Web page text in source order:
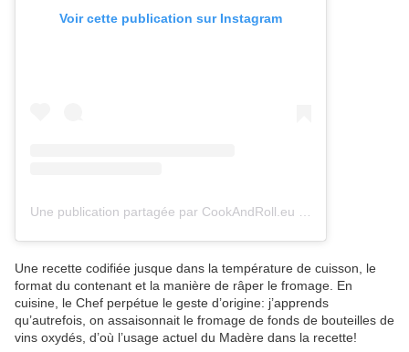
Voir cette publication sur Instagram
Une recette codifiée jusque dans la température de cuisson, le
format du contenant et la manière de râper le fromage. En
cuisine, le Chef perpétue le geste d’origine: j’apprends
qu’autrefois, on assaisonnait le fromage de fonds de bouteilles de
vins oxydés, d’où l’usage actuel du Madère dans la recette!